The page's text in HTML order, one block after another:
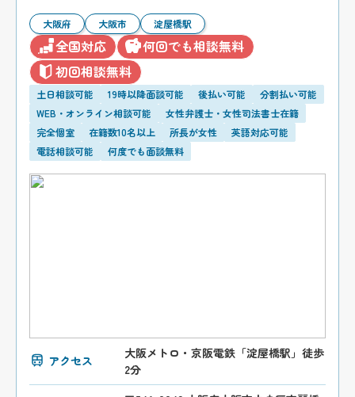
大阪府 大阪市 淀屋橋駅
全国対応
何回でも相談無料
初回相談無料
土日相談可能 19時以降面談可能 後払い可能
分割払い可能
WEB・オンライン相談可能
女性弁護士・女性司法書士在籍
完全個室
在籍数10名以上 所長が女性
英語対応可能
電話相談可能
何度でも面談無料
アクセス
大阪メトロ・京阪電鉄「淀屋橋駅」徒歩
2分